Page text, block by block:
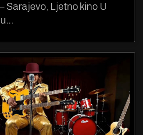
Sarajevo, Ljetno kino U